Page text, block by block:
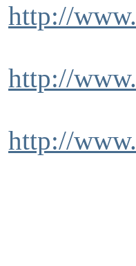
http://
http://
http://